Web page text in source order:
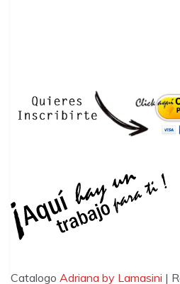
Catalogo Adriana by Lamasini |